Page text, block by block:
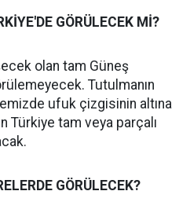
GÖRÜLECEK Mİ?
olan tam Güneş
Tutulmanın
ufuk çizgisinin altına
Türkiye tam veya parçalı
GÖRÜLECEK?